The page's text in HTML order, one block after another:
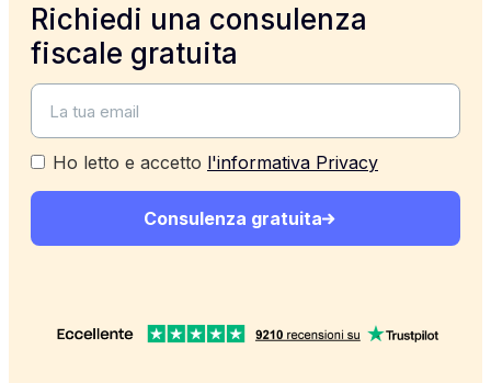
Richiedi una consulenza
fiscale gratuita
Ho letto e accetto l'informativa Privacy
Consulenza gratuita